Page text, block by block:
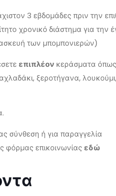
3 εβδομάδες πριν την
χρονικό διάστημα για την
των μπομπονιερών)
επιπλέον κεράσματα
ξεροτήγανα,
σύνθεση ή για παραγγελία
φόρμας επικοινωνίαςεδώ